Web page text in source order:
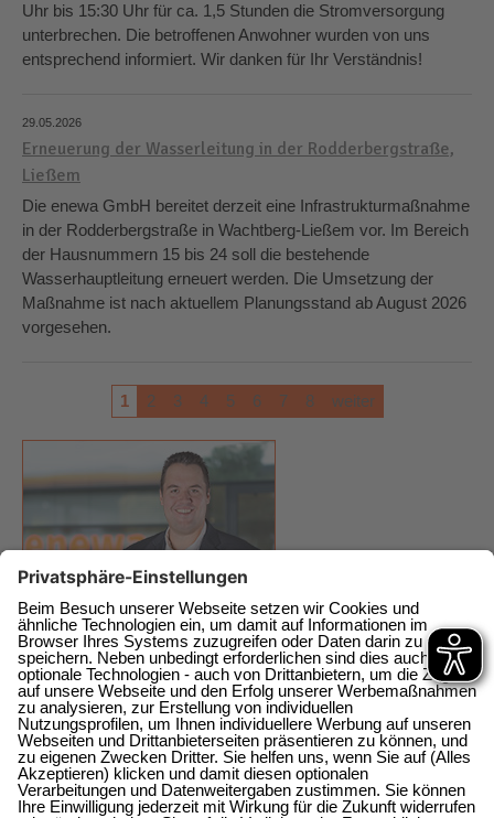
Uhr bis 15:30 Uhr für ca. 1,5 Stunden die Stromversorgung
unterbrechen. Die betroffenen Anwohner wurden von uns
entsprechend informiert. Wir danken für Ihr Verständnis!
29.05.2026
Erneuerung der Wasserleitung in der Rodderbergstraße,
Ließem
Die enewa GmbH bereitet derzeit eine Infrastrukturmaßnahme
in der Rodderbergstraße in Wachtberg-Ließem vor. Im Bereich
der Hausnummern 15 bis 24 soll die bestehende
Wasserhauptleitung erneuert werden. Die Umsetzung der
Maßnahme ist nach aktuellem Planungsstand ab August 2026
vorgesehen.
1 2 3 4 5 6 7 8 weiter
enewa GmbH
Energie + Wasser Wachtberg
Am Wachtbergring 2a
direkt am EKZ
53343 Wachtberg-Berkum
0228 / 377368 0